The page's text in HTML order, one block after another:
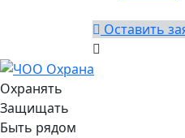
Оставить
Охранять
Защищать
Быть рядом